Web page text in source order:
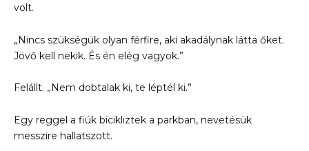
volt.
„Nincs szükségük olyan férfire, aki akadálynak látta őket.
Jövő kell nekik. És én elég vagyok.”
Felállt. „Nem dobtalak ki, te léptél ki.”
Egy reggel a fiúk bicikliztek a parkban, nevetésük
messzire hallatszott.